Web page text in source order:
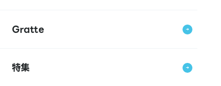
Gratte
特集